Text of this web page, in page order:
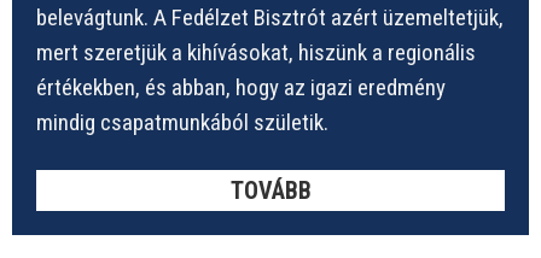
belevágtunk. A Fedélzet Bisztrót azért üzemeltetjük,
mert szeretjük a kihívásokat, hiszünk a regionális
értékekben, és abban, hogy az igazi eredmény
mindig csapatmunkából születik.
TOVÁBB